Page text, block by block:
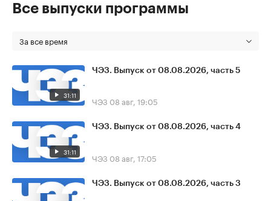
Все выпуски программы
За все время
31:11
ЧЭЗ. Выпуск от 08.08.2026, часть 5
ЧЭЗ 08 авг, 19:05
31:11
ЧЭЗ. Выпуск от 08.08.2026, часть 4
ЧЭЗ 08 авг, 17:05
ЧЭЗ. Выпуск от 08.08.2026, часть 3